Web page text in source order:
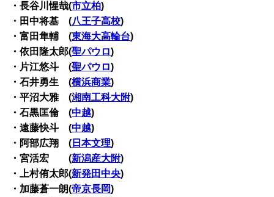
・長谷川惺哉(市立柏)
・田中将基 (八王子高校)
・富田隼輔 (東海大高輪台)
・依田隆太郎(聖パウロ)
・片江悠斗 (聖パウロ)
・石井勇生 (横浜商業)
・平沼大雅 (湘南工科大附)
・石黒匡倫 (中越)
・遠藤快斗 (中越)
・阿部広翔 ( 日本文理)
・宮活宏 (新潟産大附)
・上村侑太郎(新発田中央)
・加藤蒼一朗(帝京長岡)